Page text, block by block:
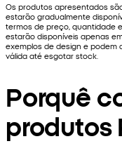
Os produtos apresentados
estarão gradualmente
termos de preço, quantidade
estarão disponíveis apenas
exemplos de design e podem
válida até esgotar stock.
Porquê
produtos